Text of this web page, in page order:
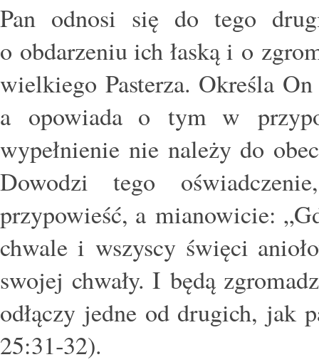
Pan odnosi się do tego
o obdarzeniu ich łaską i o
wielkiego Pasterza. Określa
a opowiada o tym w
wypełnienie nie należy do
Dowodzi tego
przypowieść, a mianowicie:
chwale i wszyscy święci
swojej chwały. I będą
odłączy jedne od drugich, jak
25:31‑32).